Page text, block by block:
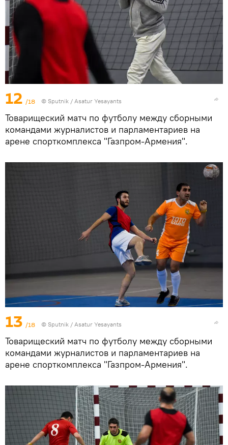
12 /18 © Sputnik / Asatur Yesayants
Товарищеский матч по футболу между сборными
командами журналистов и парламентариев на
арене спорткомплекса "Газпром-Армения".
13 /18 © Sputnik / Asatur Yesayants
Товарищеский матч по футболу между сборными
командами журналистов и парламентариев на
арене спорткомплекса "Газпром-Армения".